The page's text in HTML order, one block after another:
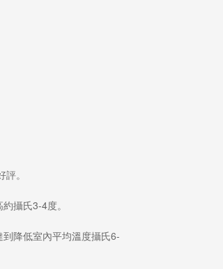
。
攝氏3-4度。
降低室內平均溫度攝氏6-